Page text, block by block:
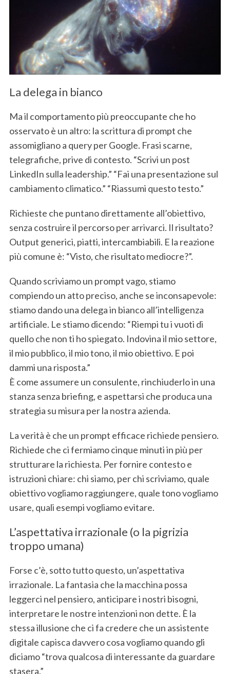
La delega in bianco
Ma il comportamento più preoccupante che ho
osservato è un altro: la scrittura di prompt che
assomigliano a query per Google. Frasi scarne,
telegrafiche, prive di contesto. “Scrivi un post
LinkedIn sulla leadership.” “Fai una presentazione sul
cambiamento climatico.” “Riassumi questo testo.”
Richieste che puntano direttamente all’obiettivo,
senza costruire il percorso per arrivarci. Il risultato?
Output generici, piatti, intercambiabili. E la reazione
più comune è: “Visto, che risultato mediocre?”.
Quando scriviamo un prompt vago, stiamo
compiendo un atto preciso, anche se inconsapevole:
stiamo dando una delega in bianco all’intelligenza
artificiale. Le stiamo dicendo: “Riempi tu i vuoti di
quello che non ti ho spiegato. Indovina il mio settore,
il mio pubblico, il mio tono, il mio obiettivo. E poi
dammi una risposta.”
È come assumere un consulente, rinchiuderlo in una
stanza senza briefing, e aspettarsi che produca una
strategia su misura per la nostra azienda.
La verità è che un prompt efficace richiede pensiero.
Richiede che ci fermiamo cinque minuti in più per
strutturare la richiesta. Per fornire contesto e
istruzioni chiare: chi siamo, per chi scriviamo, quale
obiettivo vogliamo raggiungere, quale tono vogliamo
usare, quali esempi vogliamo evitare.
L’aspettativa irrazionale (o la pigrizia
troppo umana)
Forse c’è, sotto tutto questo, un’aspettativa
irrazionale. La fantasia che la macchina possa
leggerci nel pensiero, anticipare i nostri bisogni,
interpretare le nostre intenzioni non dette. È la
stessa illusione che ci fa credere che un assistente
digitale capisca davvero cosa vogliamo quando gli
diciamo “trova qualcosa di interessante da guardare
stasera.”
S
a
c
f
o
r